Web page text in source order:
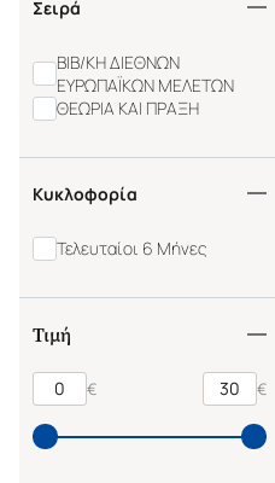
Σειρά
ΒΙΒ/ΚΗ ΔΙΕΘΝΩΝ
ΕΥΡΩΠΑΪΚΩΝ ΜΕΛΕΤΩΝ
ΘΕΩΡΙΑ ΚΑΙ ΠΡΑΞΗ
Κυκλοφορία
Τελευταίοι 6 Μήνες
Τιμή
€ €